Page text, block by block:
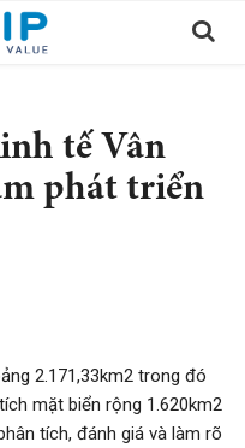
tế Vân
phát triển
2.171,33km2 trong đó
mặt biển rộng 1.620km2
tích, đánh giá và làm rõ